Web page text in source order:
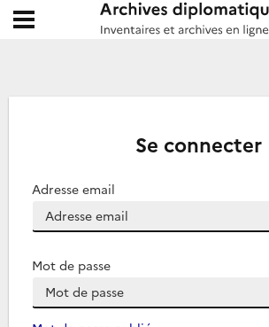
Archives diplomatiques
Ouvrir le menu déroulant
Se connecter
Adresse email
Mot de passe